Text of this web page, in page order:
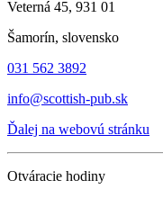
Veterná 45, 931 01
Šamorín, slovensko
031 562 3892
info@scottish-pub.sk
Ďalej na webovú stránku
Otváracie hodiny